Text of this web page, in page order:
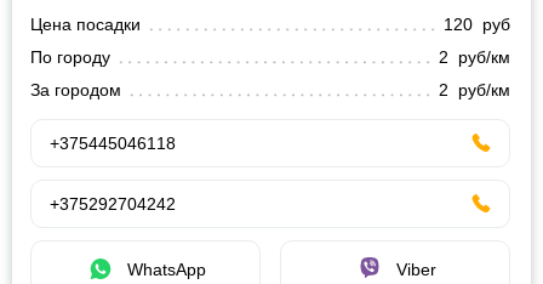
Цена посадки
120 руб
По городу
2 руб/км
За городом
2 руб/км
+375445046118
+375292704242
WhatsApp Viber